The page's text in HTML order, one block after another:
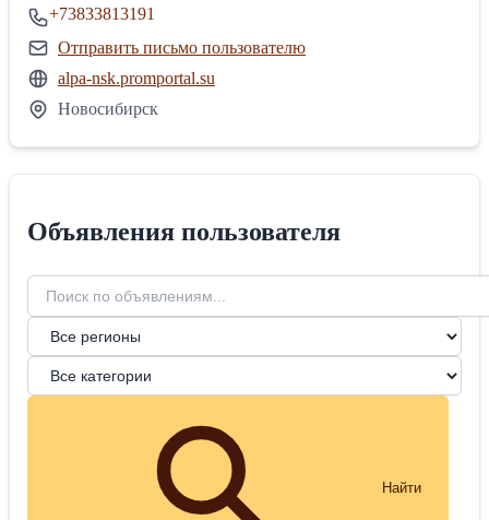
+73833813191
Отправить письмо пользователю
alpa-nsk.promportal.su
Новосибирск
Объявления пользователя
Найти